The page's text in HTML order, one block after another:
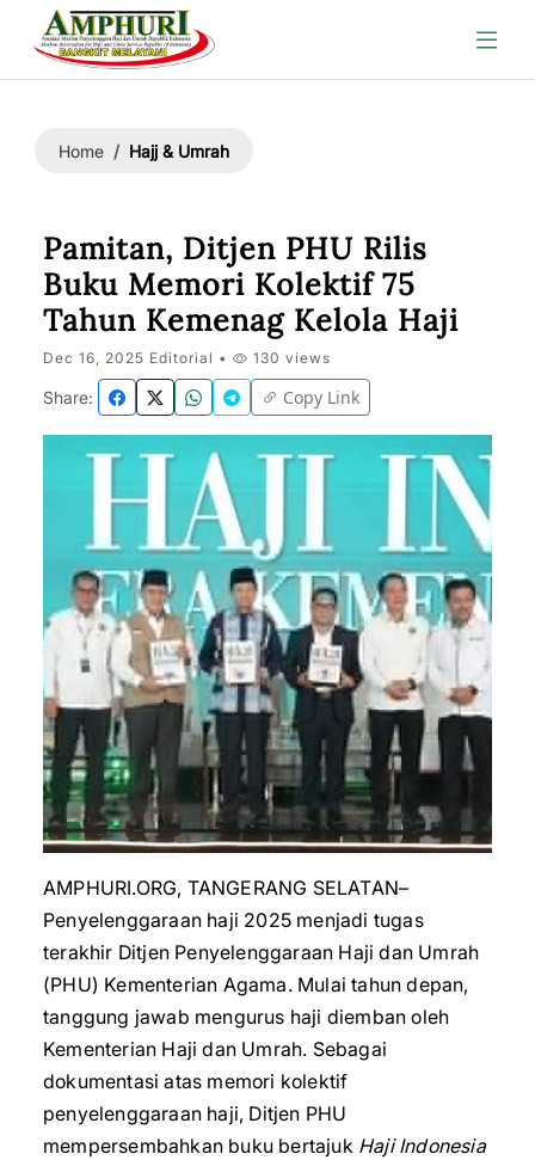
Home Hajj & Umrah
Pamitan, Ditjen PHU Rilis
Buku Memori Kolektif 75
Tahun Kemenag Kelola Haji
Dec 16, 2025 Editorial • 130 views
Share: Copy Link
AMPHURI.ORG, TANGERANG SELATAN–
Penyelenggaraan haji 2025 menjadi tugas
terakhir Ditjen Penyelenggaraan Haji dan Umrah
(PHU) Kementerian Agama. Mulai tahun depan,
tanggung jawab mengurus haji diemban oleh
Kementerian Haji dan Umrah. Sebagai
dokumentasi atas memori kolektif
penyelenggaraan haji, Ditjen PHU
mempersembahkan buku bertajuk Haji Indonesia